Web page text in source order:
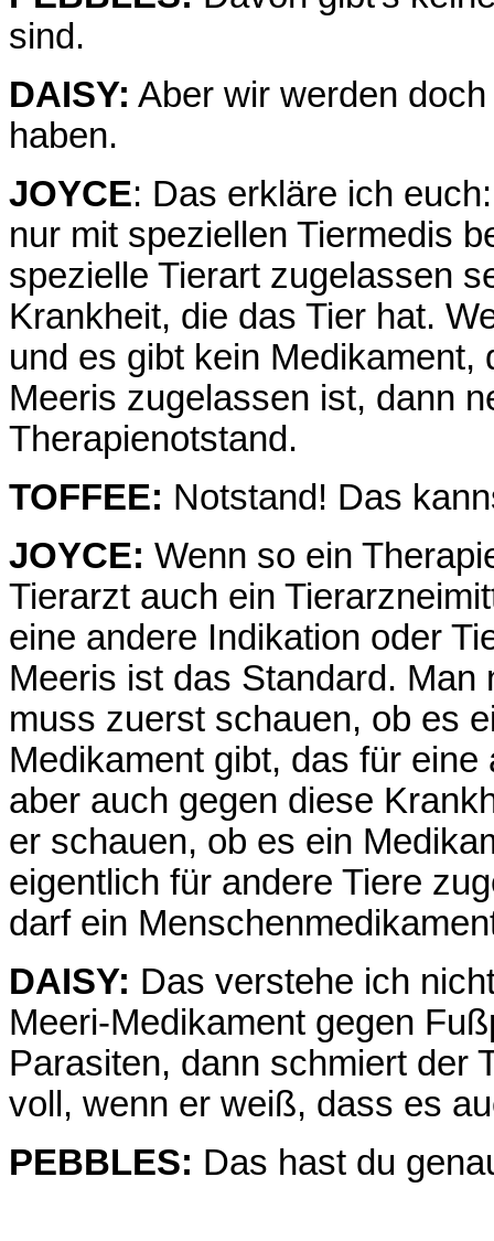
sind.
DAISY: Aber wir werden
haben.
JOYCE: Das erkläre ich
nur mit speziellen Tiermedis
spezielle Tierart zugelassen
Krankheit, die das Tier hat.
und es gibt kein Medikament,
Meeris zugelassen ist, dann
Therapienotstand.
TOFFEE: Notstand! Das
JOYCE: Wenn so ein
Tierarzt auch ein
eine andere Indikation oder
Meeris ist das Standard.
muss zuerst schauen, ob es
Medikament gibt, das für
aber auch gegen diese
er schauen, ob es ein
eigentlich für andere Tiere
darf ein
DAISY: Das verstehe ich
Meeri-Medikament gegen
Parasiten, dann schmiert der
voll, wenn er weiß, dass es
PEBBLES: Das hast du